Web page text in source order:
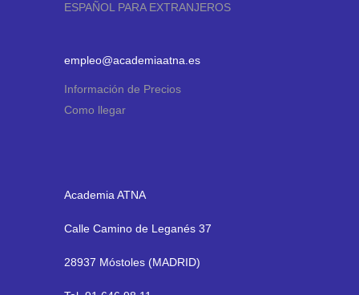
ESPAÑOL PARA EXTRANJEROS
empleo@academiaatna.es
Información de Precios
Como llegar
Academia ATNA
Calle Camino de Leganés 37
28937 Móstoles (MADRID)